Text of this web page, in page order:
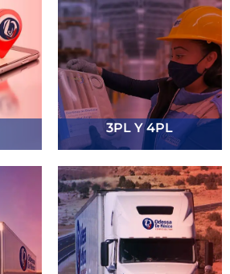
3PL Y 4PL